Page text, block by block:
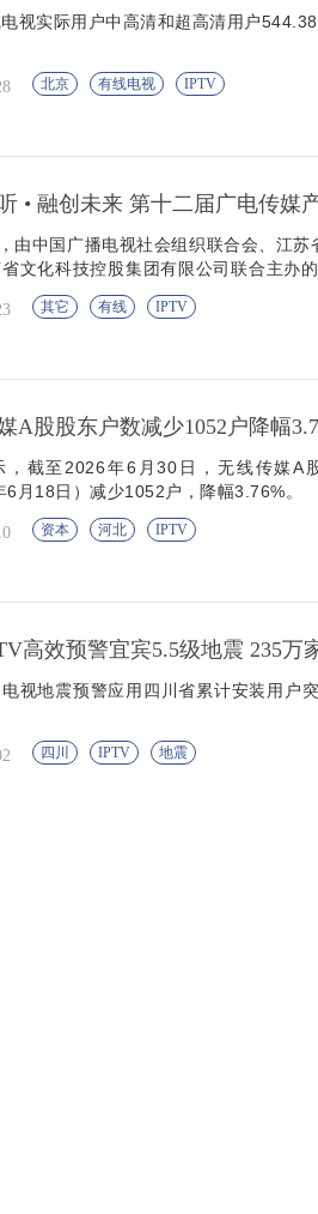
视实际用户中高清和超高清用户544.38
北京 有线电视 IPTV
• 融创未来 第十二届广电传媒
由中国广播电视社会组织联合会、江
文化科技控股集团有限公司联合主办
电视紫金论坛”在南京开幕。
其它 有线 IPTV
A股股东户数减少1052户降幅
，截至2026年6月30日，无线传媒A
6月18日）减少1052户，降幅3.76%。
资本 河北 IPTV
高效预警宜宾5.5级地震 235万
电视地震预警应用四川省累计安装用户
四川 IPTV 地震